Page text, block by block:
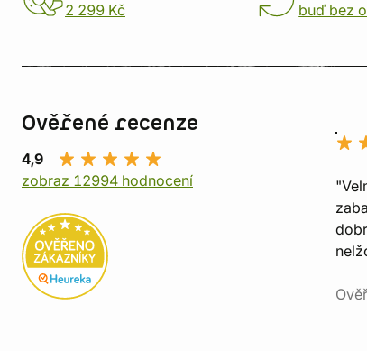
2 299 Kč
buď bez
Ověřené recenze
4,9
zobraz 12994 hodnocení